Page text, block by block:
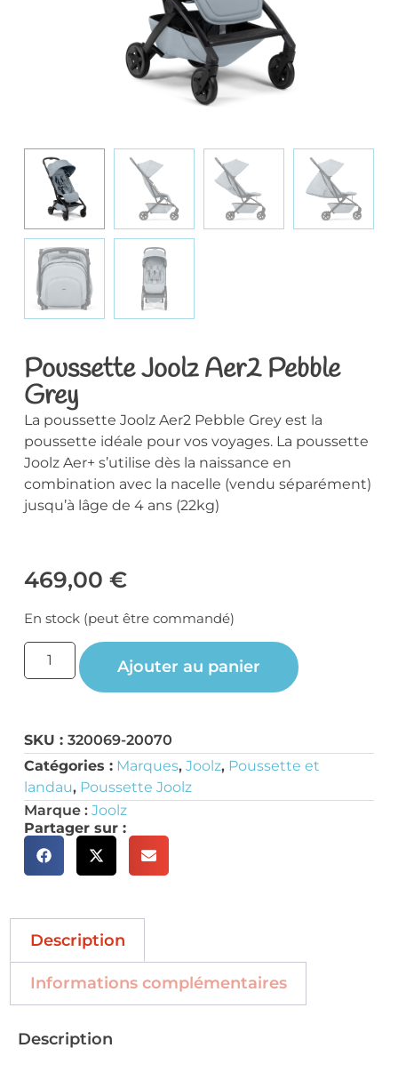
Poussette Joolz Aer2 Pebble
Grey
La poussette Joolz Aer2 Pebble Grey est la
poussette idéale pour vos voyages. La poussette
Joolz Aer+ s’utilise dès la naissance en
combination avec la nacelle (vendu séparément)
jusqu’à lâge de 4 ans (22kg)
469,00 €
En stock (peut être commandé)
Ajouter au panier
SKU : 320069-20070
Catégories : Marques, Joolz, Poussette et
landau, Poussette Joolz
Marque : Joolz
Partager sur :
Description
Informations complémentaires
Description